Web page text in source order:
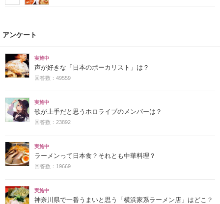
アンケート
実施中
声が好きな「日本のボーカリスト」は？
回答数：49559
実施中
歌が上手だと思うホロライブのメンバーは？
回答数：23892
実施中
ラーメンって日本食？それとも中華料理？
回答数：19669
実施中
神奈川県で一番うまいと思う「横浜家系ラーメン店」はどこ？